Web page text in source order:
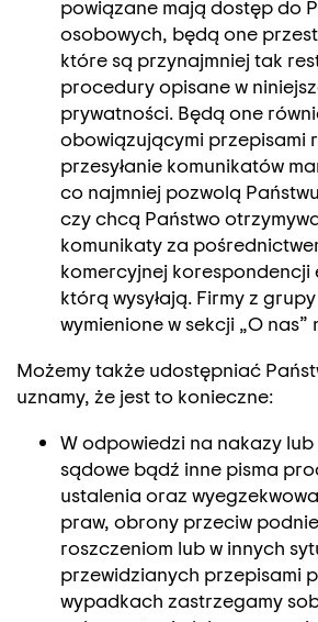
powiązane mają dostęp do
osobowych, będą one
które są przynajmniej tak
procedury opisane w
prywatności. Będą one
obowiązującymi przepisami
przesyłanie komunikatów
co najmniej pozwolą
czy chcą Państwo
komunikaty za
komercyjnej korespondencji
którą wysyłają. Firmy z
wymienione w sekcji „O
Możemy także udostępniać
uznamy, że jest to konieczne:
W odpowiedzi na nakazy lub
sądowe bądź inne pisma
ustalenia oraz
praw, obrony przeciw
roszczeniom lub w innych
przewidzianych przepisami
wypadkach zastrzegamy